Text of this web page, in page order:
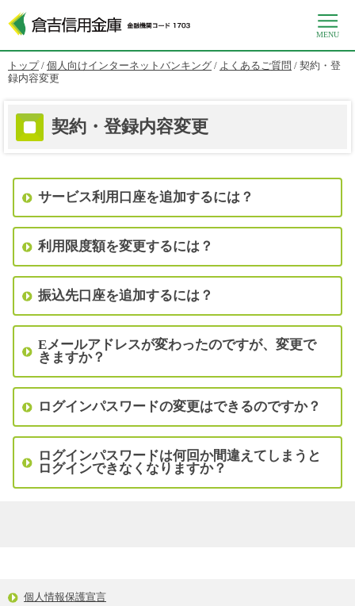
このページの本文へ
MENU
現
在
置：
トップ / 個人向けインターネットバンキング / よくあるご質問 / 契約・登
録内容変更
契約・登録内容変更
サービス利用口座を追加するには？
利用限度額を変更するには？
振込先口座を追加するには？
Eメールアドレスが変わったのですが、変更で
きますか？
ログインパスワードの変更はできるのですか？
ログインパスワードは何回か間違えてしまうと
ログインできなくなりますか？
個人情報保護宣言